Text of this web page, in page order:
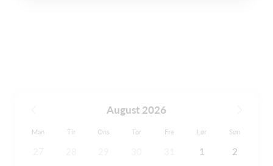
August 2026
Man Tir Ons Tor Fre Lør Søn
1 2